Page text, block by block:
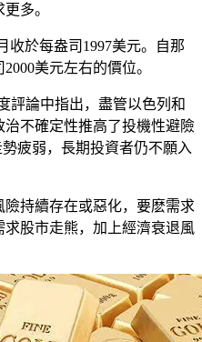
多。
收於每盎司1997美元。自那
美元左右的價位。
評論中指出，盡管以色列和
不確定性推高了投機性避險
疲弱，長期投資者仍不願入
持續存在或惡化，要麽需求
股市走熊，加上經濟衰退風